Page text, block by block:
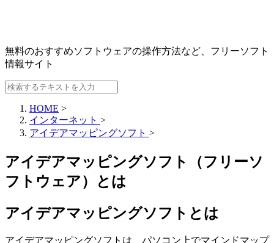
無料のおすすめソフトウェアの操作方法など、 フリーソフト
情報サイト
HOME >
インターネット >
アイデアマッピングソフト >
アイデアマッピングソフト（フリーソ
フトウェア）とは
アイデアマッピングソフトとは
アイデアマッピングソフトは、パソコン上でマインドマップ